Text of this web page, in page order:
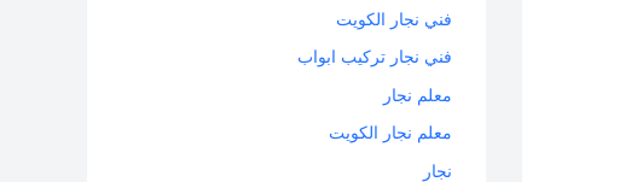
فني نجار الكويت
فني نجار تركيب ابواب
معلم نجار
معلم نجار الكويت
نجار